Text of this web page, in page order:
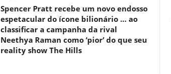
Spencer Pratt recebe um novo endosso
espetacular do ícone bilionário … ao
classificar a campanha da rival
Neethya Raman como ‘pior’ do que seu
reality show The Hills